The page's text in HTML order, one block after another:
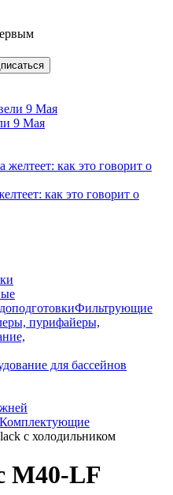
9 Мая
как это говорит о
Фильтрующие
пурифайеры,
для бассейнов
Комплектующие
с холодильником
M40-LF